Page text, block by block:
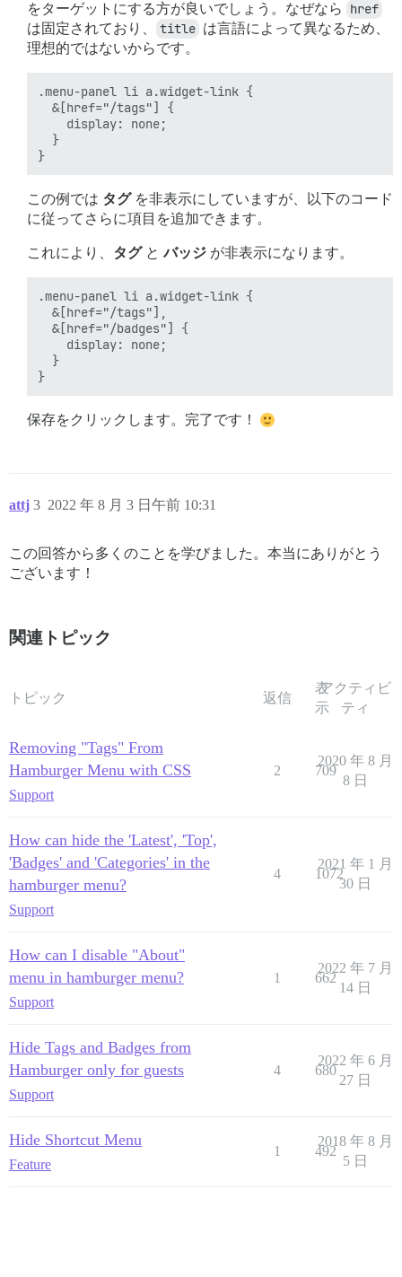
をターゲットにする方が良いでしょう。なぜなら href
は固定されており、 title は言語によって異なるため、
理想的ではないからです。
.menu-panel li a.widget-link {
  &[href="/tags"] {
    display: none;
  }
この例では タグを非表示にしていますが、以下のコード
に従ってさらに項目を追加できます。
これにより、 タグとバッジ が非表示になります。
.menu-panel li a.widget-link {
  &[href="/tags"],
  &[href="/badges"] {
    display: none;
  }
保存をクリックします。完了です！
attj 2022 年 8 月 3 日午前 10:31
3
この回答から多くのことを学びました。本当にありがとう
ございます！
関連トピック
トピック 返信
表
示
アクティビ
ティ
Removing "Tags" From
Hamburger Menu with CSS
Support
2 709
2020 年 8 月
8 日
How can hide the 'Latest', 'Top',
'Badges' and 'Categories' in the
hamburger menu?
Support
4 1072
2021 年 1 月
30 日
How can I disable "About"
menu in hamburger menu?
Support
1 662
2022 年 7 月
14 日
Hide Tags and Badges from
Hamburger only for guests
Support
4 680
2022 年 6 月
27 日
Hide Shortcut Menu
Feature
1 492
2018 年 8 月
5 日